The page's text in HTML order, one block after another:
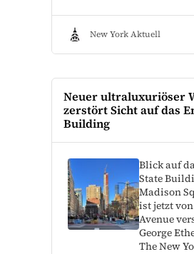
New York Aktuell
Neuer ultraluxuriöser
zerstört Sicht auf das
Building
Blick auf
State
Madison
ist jetzt von
Avenue
George
The New